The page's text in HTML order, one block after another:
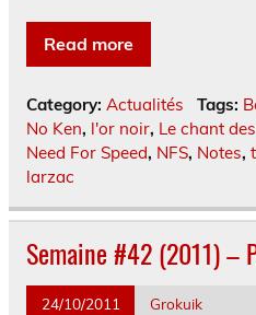
Read more
Category: Actualités Tags:
No Ken, l'or noir, Le chant
Need For Speed, NFS, Notes,
larzac
Semaine #42 (2011) –
24/10/2011 Grokuik